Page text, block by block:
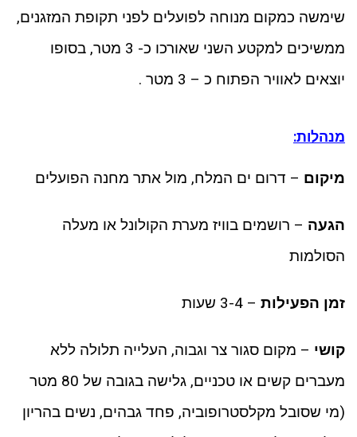
שימשה כמקום מנוחה לפועלים לפני תקופת המזגנים,
ממשיכים למקטע השני שאורכו כ- 3 מטר, בסופו
יוצאים לאוויר הפתוח כ – 3 מטר .
מנהלות:
מיקום – דרום ים המלח, מול אתר מחנה הפועלים
הגעה – רושמים בוויז מערת הקולונל או מעלה
הסולמות
זמן הפעילות – 3-4 שעות
קושי – מקום סגור צר וגבוה, העלייה תלולה ללא
מעברים קשים או טכניים, גלישה בגובה של 80 מטר
(מי שסובל מקלסטרופוביה, פחד גבהים, נשים בהריון